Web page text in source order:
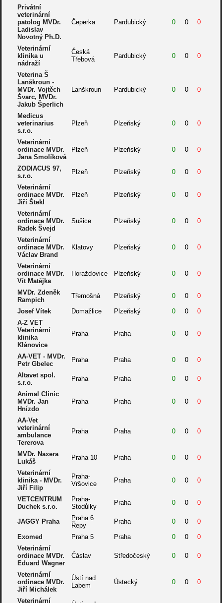
Privátní
veterinární
patolog MVDr.
Ladislav
Novotný Ph.D.
Čeperka Pardubický 0 0 0
Veterinární
klinika u
nádraží
Česká
Třebová
Pardubický 0 0 0
Veterina Š
Lanškroun -
MVDr. Vojtěch
Švarc, MVDr.
Jakub Šperlich
Lanškroun Pardubický 0 0 0
Medicus
veterinarius
s.r.o.
Plzeň Plzeňský 0 0 0
Veterinární
ordinace MVDr.
Jana Smolíková
Plzeň Plzeňský 0 0 0
ZODIACUS 97,
s.r.o.
Plzeň Plzeňský 0 0 0
Veterinární
ordinace MVDr.
Jiří Štekl
Plzeň Plzeňský 0 0 0
Veterinární
ordinace MVDr.
Radek Švejd
Sušice Plzeňský 0 0 0
Veterinární
ordinace MVDr.
Václav Brand
Klatovy Plzeňský 0 0 0
Veterinární
ordinace MVDr.
Vít Matějka
Horažďovice Plzeňský 0 0 0
MVDr. Zdeněk
Rampich
Třemošná Plzeňský 0 0 0
Josef Vítek Domažlice Plzeňský 0 0
0
A-Z VET
Veterinární
klinika
Klánovice
Praha Praha 0 0 0
AA-VET - MVDr.
Petr Gbelec
Praha Praha 0 0 0
Altavet spol.
s.r.o.
Praha Praha 0 0 0
Animal Clinic
MVDr. Jan
Hnízdo
Praha Praha 0 0 0
AA-Vet
veterinární
ambulance
Tererova
Praha Praha 0 0 0
MVDr. Naxera
Lukáš
Praha 10 Praha 0 0 0
Veterinární
klinika - MVDr.
Jiří Filip
Praha-
Vršovice
Praha 0 0 0
VETCENTRUM
Duchek s.r.o.
Praha-
Stodůlky
Praha 0 0 0
JAGGY Praha
Praha 6
Řepy
Praha 0 0 0
Exomed Praha 5 Praha 0 0
0
Veterinární
ordinace MVDr.
Eduard Wagner
Čáslav Středočeský 0 0 0
Veterinární
ordinace MVDr.
Jiří Michálek
Ústí nad
Labem
Ústecký 0 0 0
Veterinární